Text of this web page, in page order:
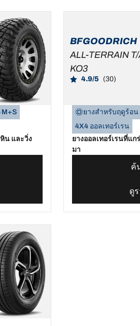
M+S
น และวิ่ง
BFGOODRICH
ALL-TERRAIN T/
KO3
4.9/5 (30)
ยางสำหรับฤดูร้อน
4X4 ออลเทอร์เรน
ยางออลเทอร์เรนที่แก
มา
ค้
ดู